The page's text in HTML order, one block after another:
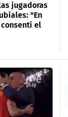
jugadoras
"En
el